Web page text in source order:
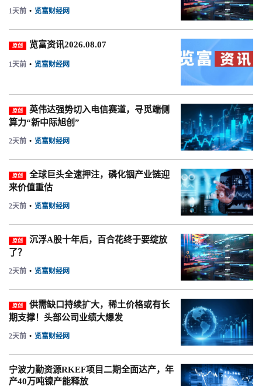
1天前 • 览富财经网
原创 览富资讯2026.08.07
1天前 • 览富财经网
原创
英伟达强势切入电信赛道，寻觅端侧
算力“新中际旭创”
2天前 • 览富财经网
原创
全球巨头全速押注，磷化铟产业链迎
来价值重估
2天前 • 览富财经网
原创
沉浮A股十年后，百合花终于要绽放
了？
2天前 • 览富财经网
原创
供需缺口持续扩大，稀土价格或有长
期支撑！头部公司业绩大爆发
2天前 • 览富财经网
宁波力勤资源RKEF项目二期全面达产，年
产40万吨镍产能释放